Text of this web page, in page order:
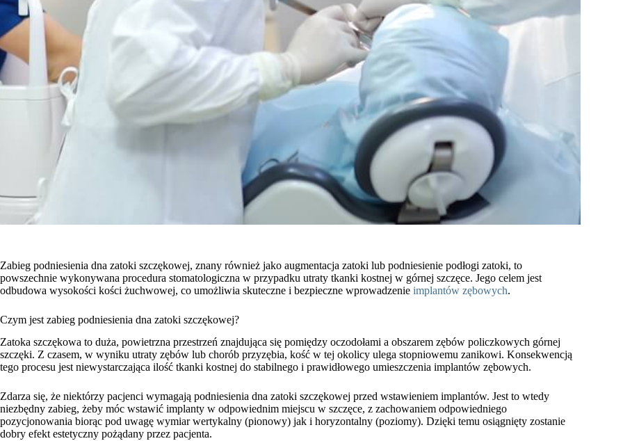
Zabieg podniesienia dna zatoki szczękowej, znany również jako augmentacja zatoki lub podniesienie podłogi zatoki, to
powszechnie wykonywana procedura stomatologiczna w przypadku utraty tkanki kostnej w górnej szczęce. Jego celem jest
odbudowa wysokości kości żuchwowej, co umożliwia skuteczne i bezpieczne wprowadzenie implantów zębowych.
Czym jest zabieg podniesienia dna zatoki szczękowej?
Zatoka szczękowa to duża, powietrzna przestrzeń znajdująca się pomiędzy oczodołami a obszarem zębów policzkowych górnej
szczęki. Z czasem, w wyniku utraty zębów lub chorób przyzębia, kość w tej okolicy ulega stopniowemu zanikowi. Konsekwencją
tego procesu jest niewystarczająca ilość tkanki kostnej do stabilnego i prawidłowego umieszczenia implantów zębowych.
Zdarza się, że niektórzy pacjenci wymagają podniesienia dna zatoki szczękowej przed wstawieniem implantów. Jest to wtedy
niezbędny zabieg, żeby móc wstawić implanty w odpowiednim miejscu w szczęce, z zachowaniem odpowiedniego
pozycjonowania biorąc pod uwagę wymiar wertykalny (pionowy) jak i horyzontalny (poziomy). Dzięki temu osiągnięty zostanie
dobry efekt estetyczny pożądany przez pacjenta.